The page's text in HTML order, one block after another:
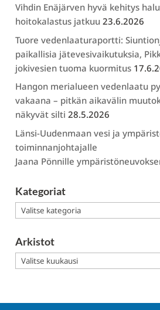
Vihdin Enäjärven hyvä kehitys
hoitokalastus jatkuu 23.6.2026
Tuore vedenlaaturaportti:
paikallisia jätevesivaikutuksia,
jokivesien tuoma kuormitus
Hangon merialueen vedenlaatu
vakaana – pitkän aikavälin
näkyvät silti 28.5.2026
Länsi-Uudenmaan vesi ja
toiminnanjohtajalle
Jaana Pönnille
Kategoriat
Kategoriat
Arkistot
Arkistot